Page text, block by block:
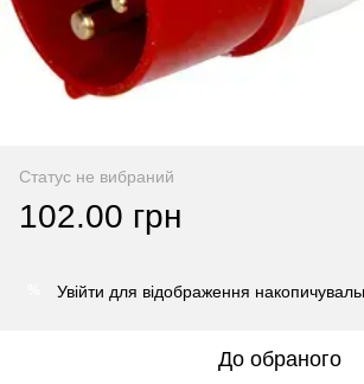
Статус не вибраний
102.00 грн
Увійти для відображення
До обраного